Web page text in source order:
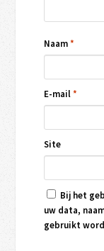
Naam*
E-mail*
Site
Bij het
uw data,
gebruikt